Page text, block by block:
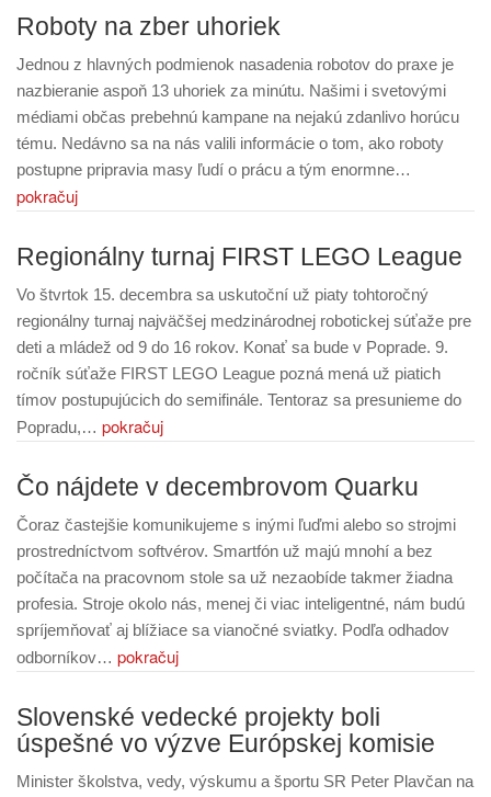
Roboty na zber uhoriek
Jednou z hlavných podmienok nasadenia robotov do praxe je
nazbieranie aspoň 13 uhoriek za minútu. Našimi i svetovými
médiami občas prebehnú kampane na nejakú zdanlivo horúcu
tému. Nedávno sa na nás valili informácie o tom, ako roboty
postupne pripravia masy ľudí o prácu a tým enormne…
pokračuj
Regionálny turnaj FIRST LEGO League
Vo štvrtok 15. decembra sa uskutoční už piaty tohtoročný
regionálny turnaj najväčšej medzinárodnej robotickej súťaže pre
deti a mládež od 9 do 16 rokov. Konať sa bude v Poprade. 9.
ročník súťaže FIRST LEGO League pozná mená už piatich
tímov postupujúcich do semifinále. Tentoraz sa presunieme do
Popradu,… pokračuj
Čo nájdete v decembrovom Quarku
Čoraz častejšie komunikujeme s inými ľuďmi alebo so strojmi
prostredníctvom softvérov. Smartfón už majú mnohí a bez
počítača na pracovnom stole sa už nezaobíde takmer žiadna
profesia. Stroje okolo nás, menej či viac inteligentné, nám budú
spríjemňovať aj blížiace sa vianočné sviatky. Podľa odhadov
odborníkov… pokračuj
Slovenské vedecké projekty boli
úspešné vo výzve Európskej komisie
Minister školstva, vedy, výskumu a športu SR Peter Plavčan na